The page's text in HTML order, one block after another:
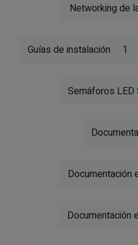
Networking de
Guías de instalación 1
Semáforos LED
Documentación
Documentación